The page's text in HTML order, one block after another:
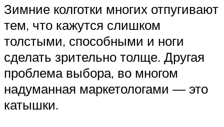
Зимние колготки многих отпугивают
тем, что кажутся слишком
толстыми, способными и ноги
сделать зрительно толще. Другая
проблема выбора, во многом
надуманная маркетологами — это
катышки.